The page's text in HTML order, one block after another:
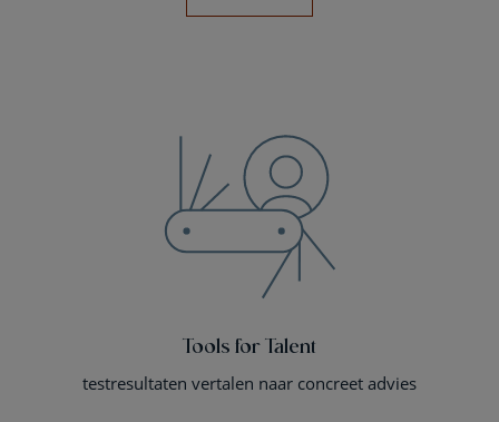
Tools for Talent
testresultaten vertalen naar concreet advies